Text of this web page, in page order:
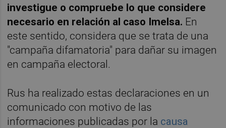
investigue o compruebe lo que considere
necesario en relación al caso Imelsa. En
este sentido, considera que se trata de una
"campaña difamatoria" para dañar su imagen
en campaña electoral.
Rus ha realizado estas declaraciones en un
comunicado con motivo de las
informaciones publicadas por la causa